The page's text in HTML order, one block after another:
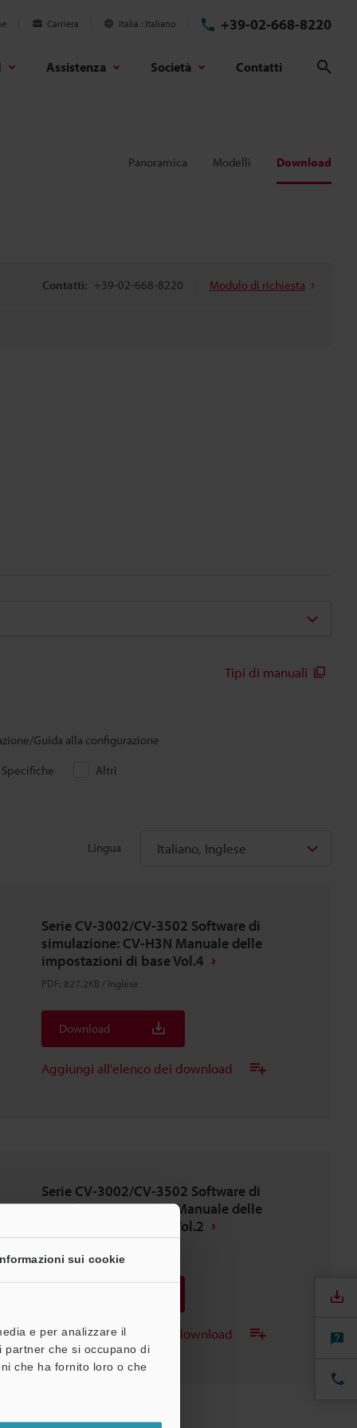
sui cookie
e per analizzare il
partner che si occupano di
che ha fornito loro o che
Carriera Italia Italiano +39-02-668-8220
Assistenza Società Contatti
Panoramica Modelli Download
Contatti: +39-02-668-8220 Modulo di richiesta
Tipi di manuali
Guida alla configurazione
Specifiche Altri
Lingua Italiano, Inglese
Serie CV-3002/CV-3502 Software di
simulazione: CV-H3N Manuale delle
impostazioni di base Vol.4
PDF: 827.2KB / Inglese
Download
Aggiungi all'elenco dei download
Serie CV-3002/CV-3502 Software di
simulazione: CV-H3N Manuale delle
impostazioni di base Vol.2
Aggiungi all'elenco dei download